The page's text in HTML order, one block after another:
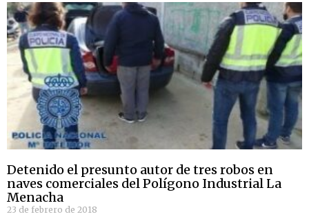
Detenido el presunto autor de tres robos en
naves comerciales del Polígono Industrial La
Menacha
23 de febrero de 2018